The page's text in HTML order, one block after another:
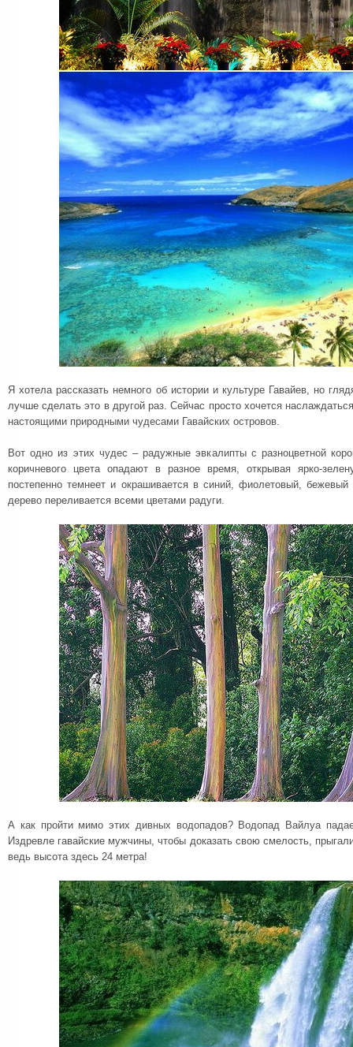
Я хотела рассказать немного об истории и культуре Гавайев, но
лучше сделать это в другой раз. Сейчас просто хочется
настоящими природными чудесами Гавайских островов.
Вот одно из этих чудес – радужные эвкалипты с разноцветной
коричневого цвета опадают в разное время, открывая ярко-
постепенно темнеет и окрашивается в синий, фиолетовый,
дерево переливается всеми цветами радуги.
А как пройти мимо этих дивных водопадов? Водопад Вайлуа
Издревле гавайские мужчины, чтобы доказать свою смелость,
ведь высота здесь 24 метра!